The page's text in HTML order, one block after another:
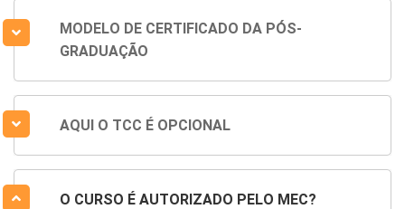
MODELO DE CERTIFICADO DA PÓS-
GRADUAÇÃO
AQUI O TCC É OPCIONAL
O CURSO É AUTORIZADO PELO MEC?